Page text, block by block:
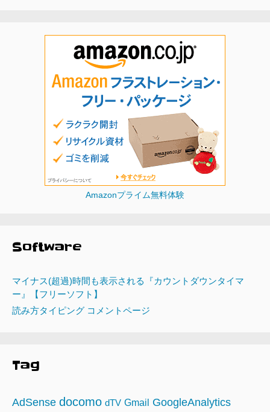
Amazonプライム無料体験
Software
マイナス(超過)時間も表示される『カウントダウンタイマ
ー』【フリーソフト】
読み方タイピング コメントページ
Tag
AdSense docomo dTV Gmail GoogleAnalytics